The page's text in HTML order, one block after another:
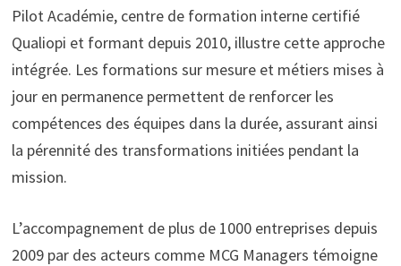
Pilot Académie, centre de formation interne certifié
Qualiopi et formant depuis 2010, illustre cette approche
intégrée. Les formations sur mesure et métiers mises à
jour en permanence permettent de renforcer les
compétences des équipes dans la durée, assurant ainsi
la pérennité des transformations initiées pendant la
mission.
L’accompagnement de plus de 1000 entreprises depuis
2009 par des acteurs comme MCG Managers témoigne